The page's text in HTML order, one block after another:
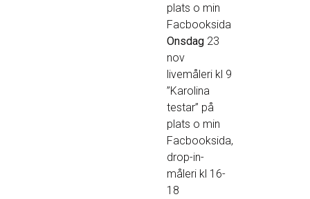
plats o min
Facbooksida
Onsdag23
nov
livemåleri kl 9
”Karolina
testar” på
plats o min
Facbooksida,
drop-in-
måleri kl 16-
18